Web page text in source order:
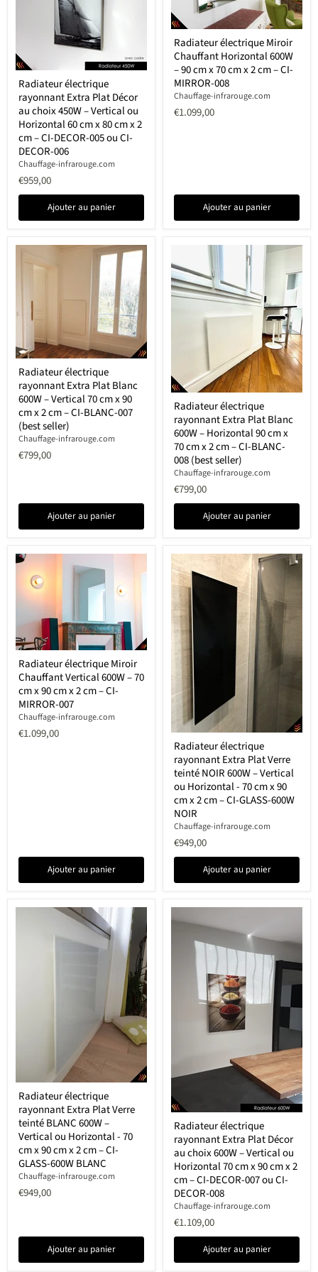
CI-
GLASS-
450W
BLANC
Radiateur
électrique
rayonnant
Extra
Plat
Décor
au
choix
450W
–
Vertical
ou
Horizontal
60
x
cm
–
DECOR-
005
ou
CI-
DECOR-
006
Radiateur électrique
rayonnant Extra Plat Décor
au choix 450W – Vertical ou
Horizontal 60 cm x 80 cm x 2
cm – CI-DECOR-005 ou CI-
DECOR-006
Chauffage-infrarouge.com
€959,00
Ajouter au panier
Radiateur
électrique
Miroir
Chauffant
Horizontal
600W
–
90
cm
CI-
Radiateur électrique Miroir
Chauffant Horizontal 600W
– 90 cm x 70 cm x 2 cm – CI-
MIRROR-008
Chauffage-infrarouge.com
€1.099,00
Ajouter au panier
Radiateur
électrique
rayonnant
Extra
Plat
Blanc
600W
–
Vertical
2
–
CI-
BLANC-
007
(best
Radiateur électrique
rayonnant Extra Plat Blanc
600W – Vertical 70 cm x 90
cm x 2 cm – CI-BLANC-007
(best seller)
Chauffage-infrarouge.com
€799,00
Ajouter au panier
Radiateur
électrique
rayonnant
Extra
Plat
Blanc
600W
–
Horizontal
70
x
2
cm
CI-
BLANC-
008
(best
seller)
Radiateur électrique
rayonnant Extra Plat Blanc
600W – Horizontal 90 cm x
70 cm x 2 cm – CI-BLANC-
008 (best seller)
Chauffage-infrarouge.com
€799,00
Ajouter au panier
Radiateur
électrique
Miroir
Chauffant
Vertical
600W
–
70
007
Radiateur électrique Miroir
Chauffant Vertical 600W – 70
cm x 90 cm x 2 cm – CI-
MIRROR-007
Chauffage-infrarouge.com
€1.099,00
Ajouter au panier
Radiateur
électrique
rayonnant
Extra
Plat
Verre
teinté
NOIR
600W
–
Vertical
ou
Horizontal
cm
x
Radiateur électrique
rayonnant Extra Plat Verre
teinté NOIR 600W – Vertical
ou Horizontal - 70 cm x 90
cm x 2 cm – CI-GLASS-600W
NOIR
Chauffage-infrarouge.com
€949,00
Ajouter au panier
Radiateur
électrique
rayonnant
Extra
Plat
Verre
teinté
BLANC
600W
–
Vertical
cm
Radiateur électrique
rayonnant Extra Plat Verre
teinté BLANC 600W –
Vertical ou Horizontal - 70
cm x 90 cm x 2 cm – CI-
GLASS-600W BLANC
Chauffage-infrarouge.com
€949,00
Ajouter au panier
Radiateur
électrique
rayonnant
Extra
Plat
Décor
au
choix
600W
–
Vertical
ou
Horizontal
70
Radiateur électrique
rayonnant Extra Plat Décor
au choix 600W – Vertical ou
Horizontal 70 cm x 90 cm x 2
cm – CI-DECOR-007 ou CI-
DECOR-008
Chauffage-infrarouge.com
€1.109,00
Ajouter au panier